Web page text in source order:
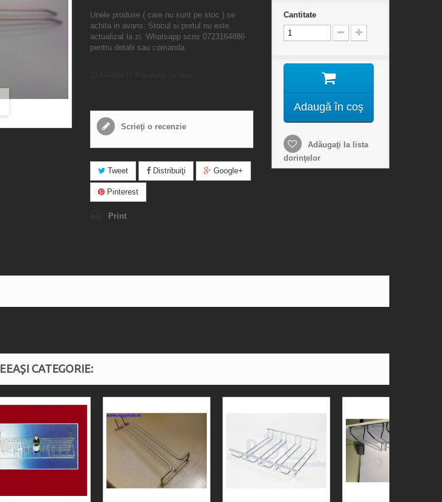
Unele produse ( care nu sunt pe stoc ) se
achita in avans. Stocul si pretul nu este
actualizat la zi. Whatsapp scris 0723164886
pentru detalii sau comanda.
Scrieţi o recenzie
Tweet Distribuiţi Google+
Pinterest
Print
Cantitate
Adaugă în coş
Adăugaţi la lista
dorinţelor
CATEGORIE: